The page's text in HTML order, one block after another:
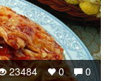
0
0
23484